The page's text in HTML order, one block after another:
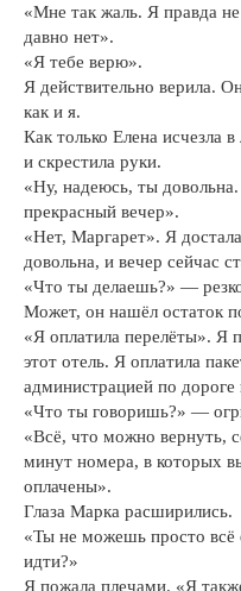
«Мне так жаль. Я правда
давно нет».
«Я тебе верю».
Я действительно верила.
как и я.
Как только Елена исчезла
и скрестила руки.
«Ну, надеюсь, ты
прекрасный вечер».
«Нет, Маргарет». Я
довольна, и вечер сейчас
«Что ты делаешь?» —
Может, он нашёл остаток
«Я оплатила перелёты». Я
этот отель. Я оплатила
администрацией по дороге
«Что ты говоришь?» —
«Всё, что можно вернуть,
минут номера, в которых
оплачены».
Глаза Марка расширились.
«Ты не можешь просто
идти?»
Я пожала плечами. «Я